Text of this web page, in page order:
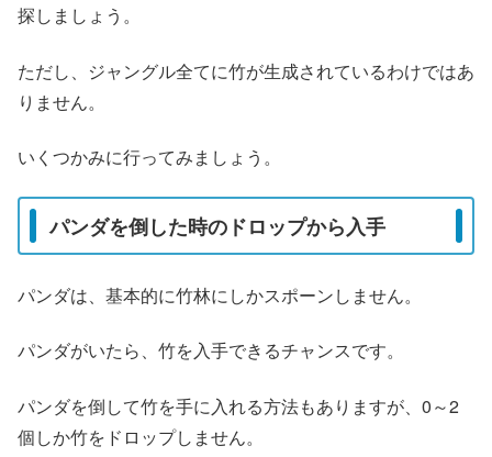
探しましょう。
ただし、ジャングル全てに竹が生成されているわけではあ
りません。
いくつかみに行ってみましょう。
パンダを倒した時のドロップから入手
パンダは、基本的に竹林にしかスポーンしません。
パンダがいたら、竹を入手できるチャンスです。
パンダを倒して竹を手に入れる方法もありますが、0～2
個しか竹をドロップしません。